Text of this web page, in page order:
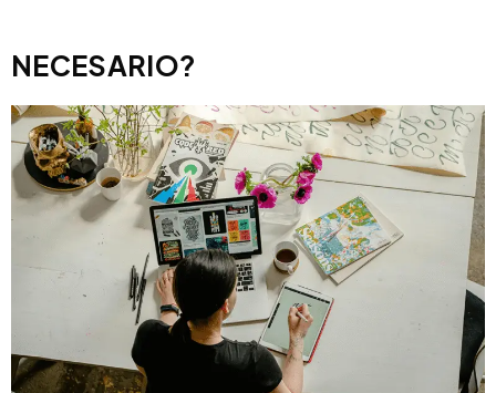
NECESARIO?